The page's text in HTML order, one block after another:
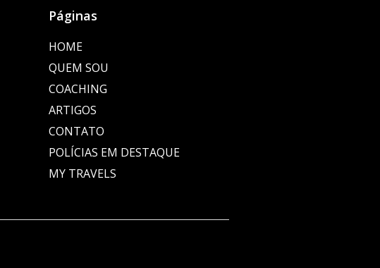
Páginas
HOME
QUEM SOU
COACHING
ARTIGOS
CONTATO
POLÍCIAS EM DESTAQUE
MY TRAVELS